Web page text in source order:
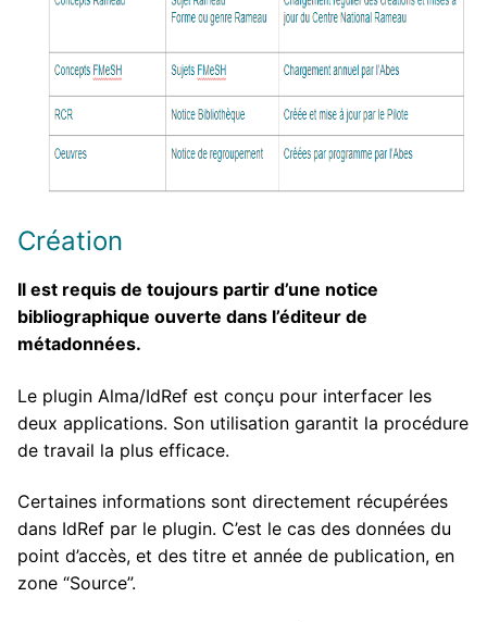
Création
Il est requis de toujours partir d’une notice
bibliographique ouverte dans l’éditeur de
métadonnées.
Le plugin Alma/IdRef est conçu pour interfacer les
deux applications. Son utilisation garantit la procédure
de travail la plus efficace.
Certaines informations sont directement récupérées
dans IdRef par le plugin. C’est le cas des données du
point d’accès, et des titre et année de publication, en
zone “Source”.